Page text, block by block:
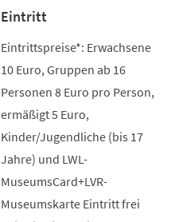
Eintritt
Eintrittspreise*: Erwachsene
10 Euro, Gruppen ab 16
Personen 8 Euro pro Person,
ermäßigt 5 Euro,
Kinder/Jugendliche (bis 17
Jahre) und LWL-
MuseumsCard+LVR-
Museumskarte Eintritt frei